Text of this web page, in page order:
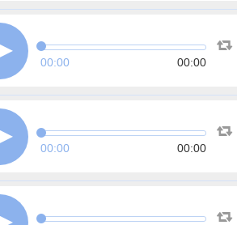
00:00 00:00
00:00 00:00